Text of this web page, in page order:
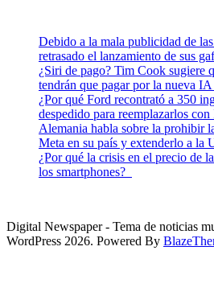
Debido a la mala publicidad de
retrasado el lanzamiento de sus
¿Siri de pago? Tim Cook sugiere
tendrán que pagar por la nueva
¿Por qué Ford recontrató a 350
despedido para reemplazarlos
Alemania habla sobre la prohibir
Meta en su país y extenderlo a la
¿Por qué la crisis en el precio de
los smartphones?
Digital Newspaper - Tema de noticias
WordPress 2026. Powered By